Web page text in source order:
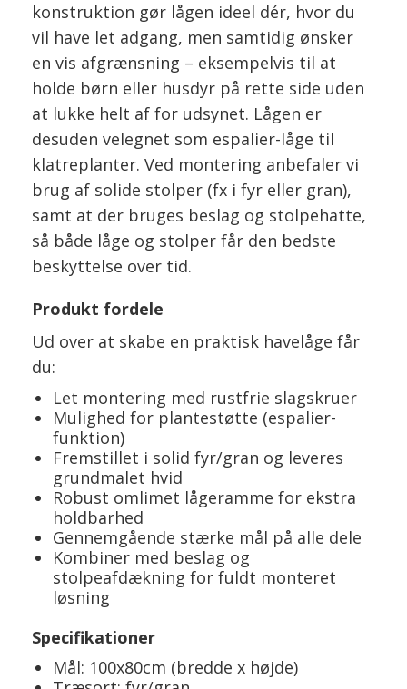
konstruktion gør lågen ideel dér, hvor du
vil have let adgang, men samtidig ønsker
en vis afgrænsning – eksempelvis til at
holde børn eller husdyr på rette side uden
at lukke helt af for udsynet. Lågen er
desuden velegnet som espalier-låge til
klatreplanter. Ved montering anbefaler vi
brug af solide stolper (fx i fyr eller gran),
samt at der bruges beslag og stolpehatte,
så både låge og stolper får den bedste
beskyttelse over tid.
Produkt fordele
Ud over at skabe en praktisk havelåge får
du:
Let montering med rustfrie slagskruer
Mulighed for plantestøtte (espalier-
funktion)
Fremstillet i solid fyr/gran og leveres
grundmalet hvid
Robust omlimet lågeramme for ekstra
holdbarhed
Gennemgående stærke mål på alle dele
Kombiner med beslag og
stolpeafdækning for fuldt monteret
løsning
Specifikationer
Mål: 100x80cm (bredde x højde)